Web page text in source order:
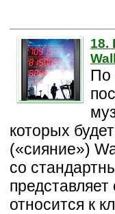
18.
По
которых
(«сияние»)
со
относится к